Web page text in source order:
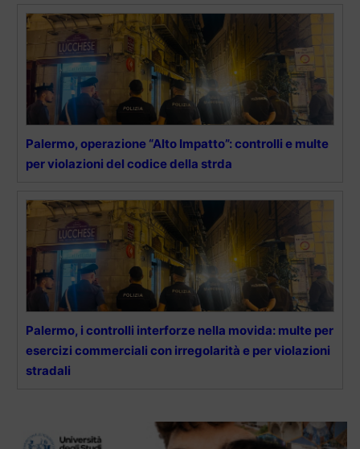
Palermo, operazione “Alto Impatto”: controlli e multe
per violazioni del codice della strda
Palermo, i controlli interforze nella movida: multe per
esercizi commerciali con irregolarità e per violazioni
stradali